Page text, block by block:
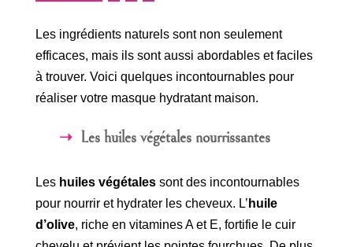
Les ingrédients naturels sont non seulement
efficaces, mais ils sont aussi abordables et faciles
à trouver. Voici quelques incontournables pour
réaliser votre masque hydratant maison.
Les huiles végétales nourrissantes
Les huiles végétalessont des incontournables
pour nourrir et hydrater les cheveux. L’ huile
d’olive, riche en vitamines A et E, fortifie le cuir